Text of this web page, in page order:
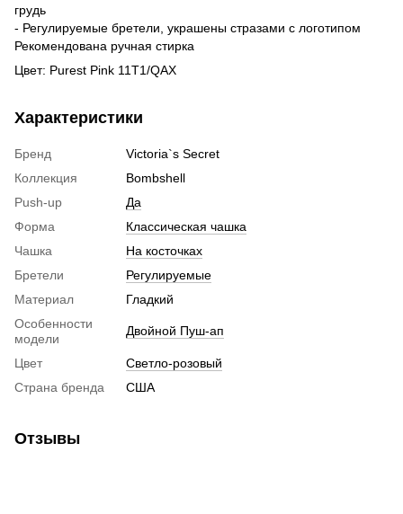
грудь
- Регулируемые бретели, украшены стразами с логотипом
Рекомендована ручная стирка
Цвет: Purest Pink 11T1/QAX
Характеристики
Бренд
Victoria`s Secret
Коллекция
Bombshell
Push-up
Да
Форма
Классическая чашка
Чашка
На косточках
Бретели
Регулируемые
Материал
Гладкий
Особенности
модели
Двойной Пуш-ап
Цвет
Светло-розовый
Страна бренда
США
Отзывы